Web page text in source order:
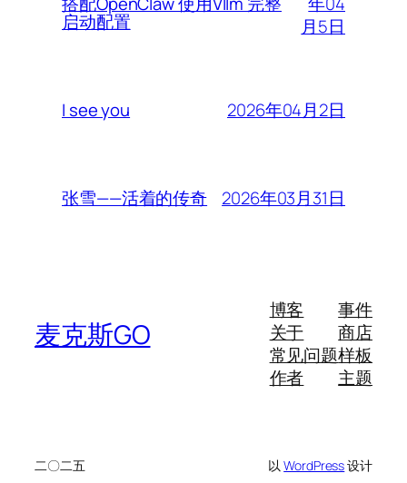
启动配置
月5日
I see you 2026年04月2日
张雪——活着的传奇 2026年03月31日
麦克斯GO
博客
关于
常见问题
作者
事件
商店
样板
主题
二〇二五 以WordPress设计